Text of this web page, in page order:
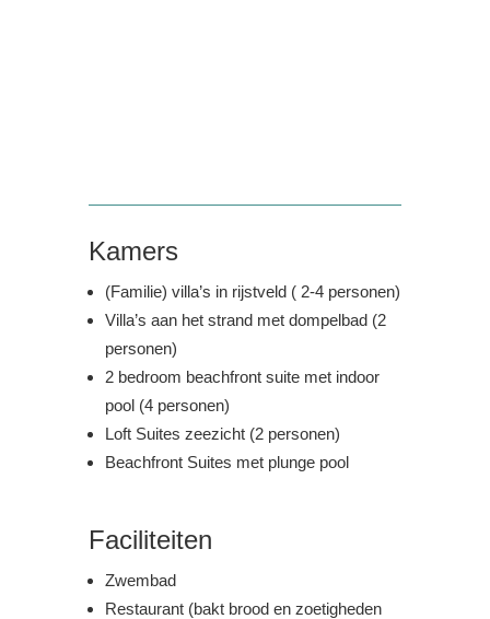
Kamers
(Familie) villa’s in rijstveld ( 2-4 personen)
Villa’s aan het strand met dompelbad (2
personen)
2 bedroom beachfront suite met indoor
pool (4 personen)
Loft Suites zeezicht (2 personen)
Beachfront Suites met plunge pool
Faciliteiten
Zwembad
Restaurant (bakt brood en zoetigheden